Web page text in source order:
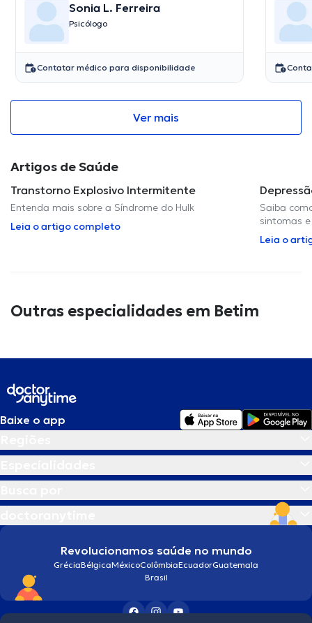
Sonia L. Ferreira
Psicólogo
Contatar médico para disponibilidade
Ver mais
Artigos de Saúde
Transtorno Explosivo Intermitente
Entenda mais sobre a Síndrome do Hulk
Leia o artigo completo
Saiba
sintomas
Leia o
Outras especialidades em Betim
Baixe o app
Revolucionamos saúde no mundo
GréciaBélgicaMéxicoColômbiaEcuadorGuatemala
Brasil